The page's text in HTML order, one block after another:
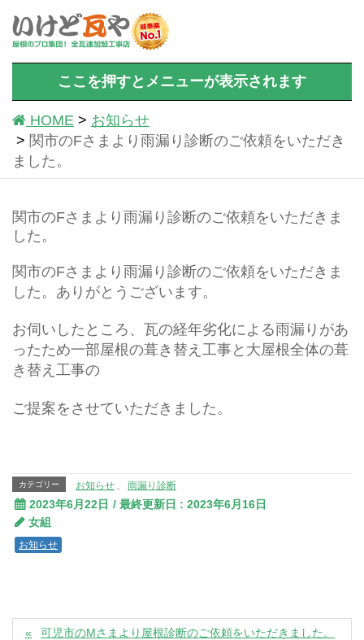
ここを押すとメニューが表示されます
HOME
お知らせ
関市のFさまより雨漏り診断のご依頼をいただき
ました。
関市のFさまより雨漏り診断のご依頼をいただきま
した。
関市のFさまより雨漏り診断のご依頼をいただきま
した。ありがとうございます。
お伺いしたところ、瓦の経年劣化による雨漏りがあ
ったため一部屋根の葺き替え工事と大屋根全体の葺
き替え工事の
ご提案をさせていただきました。
カテゴリー お知らせ 雨漏り診断
2023年6月22日 / 最終更新日 : 2023年6月16日
女組
お知らせ
可児市のMさまより屋根診断のご依頼をいただきました。